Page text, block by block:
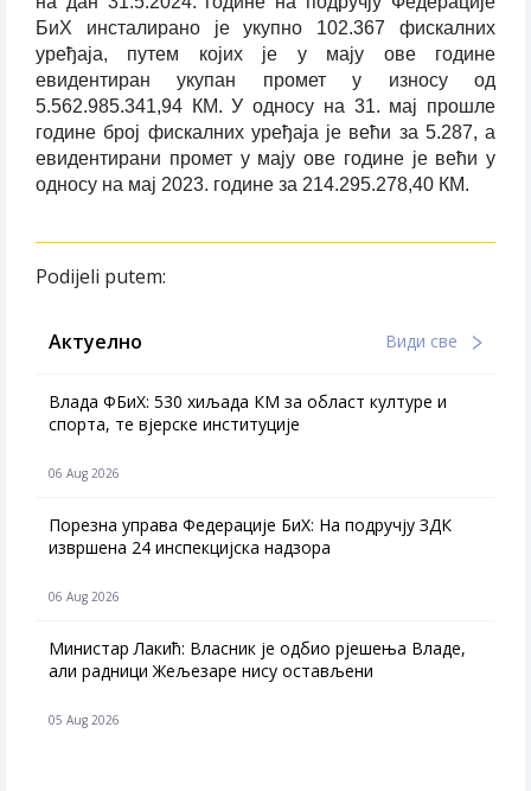
БиХ инсталирано је укупно 102.367 фискалних
уређаја, путем којих је у мају ове године
евидентиран укупан промет у износу од
5.562.985.341,94 КМ. У односу на 31. мај прошле
године број фискалних уређаја је већи за 5.287, а
евидентирани промет у мају ове године је већи у
односу на мај 2023. године за 214.295.278,40 КМ.
Podijeli putem:
Актуелно Види све
Влада ФБиХ: 530 хиљада КМ за област културе и
спорта, те вјерске институције
06 Aug 2026
Порезна управа Федерације БиХ: На подручју ЗДК
извршена 24 инспекцијска надзора
06 Aug 2026
Министар Лакић: Власник је одбио рјешења Владе,
али радници Жељезаре нису остављени
05 Aug 2026